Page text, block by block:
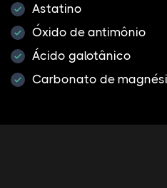
Astatino
Óxido de antimônio
Ácido galotânico
Carbonato de